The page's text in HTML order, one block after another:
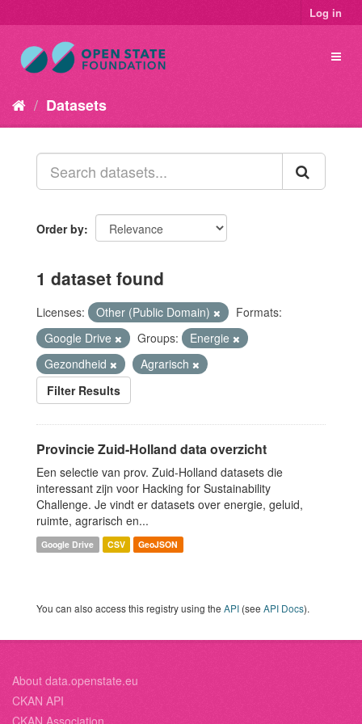
Log in
Datasets
Order by
1 dataset found
Licenses: Other (Public Domain)
Formats:
Google Drive
Groups:
Energie
Gezondheid
Agrarisch
Filter Results
Provincie Zuid-Holland data overzicht
Een selectie van prov. Zuid-Holland datasets die
interessant zijn voor Hacking for Sustainability
Challenge. Je vindt er datasets over energie, geluid,
ruimte, agrarisch en...
Google Drive CSV GeoJSON
You can also access this registry using the API (see API Docs).
About data.openstate.eu
CKAN API
CKAN Association